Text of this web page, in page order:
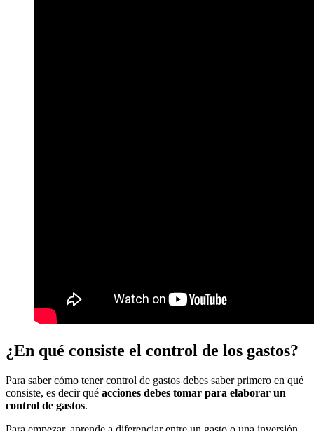
¿En qué consiste el control de los gastos?
Para saber cómo tener control de gastos debes saber primero en qué
consiste, es decir qué acciones debes tomar para elaborar un
control de gastos.